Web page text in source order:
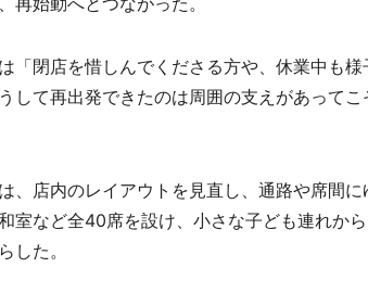
「閉店を惜しんでくださる方や、休業中も
して再出発できたのは周囲の支えがあって
、店内のレイアウトを見直し、通路や席間
室など全40席を設け、小さな子ども連れか
した。